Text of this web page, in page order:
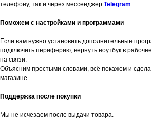
телефону, так и через мессенджер Telegram
Поможем с настройками и программами
Если вам нужно установить дополнительные
подключить периферию, вернуть ноутбук в
на связи.
Объясним простыми словами, всё покажем и
магазине.
Поддержка после покупки
Мы не исчезаем после выдачи товара.